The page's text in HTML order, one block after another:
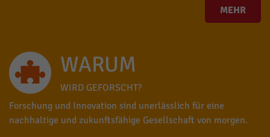
MEHR
WARUM
WIRD GEFORSCHT?
Forschung und Innovation sind unerlässlich für eine
nachhaltige und zukunftsfähige Gesellschaft von morgen.